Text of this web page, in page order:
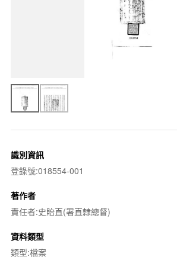
識別資訊
登錄號:018554-001
著作者
責任者:史貽直(署直隸總督)
資料類型
類型:檔案